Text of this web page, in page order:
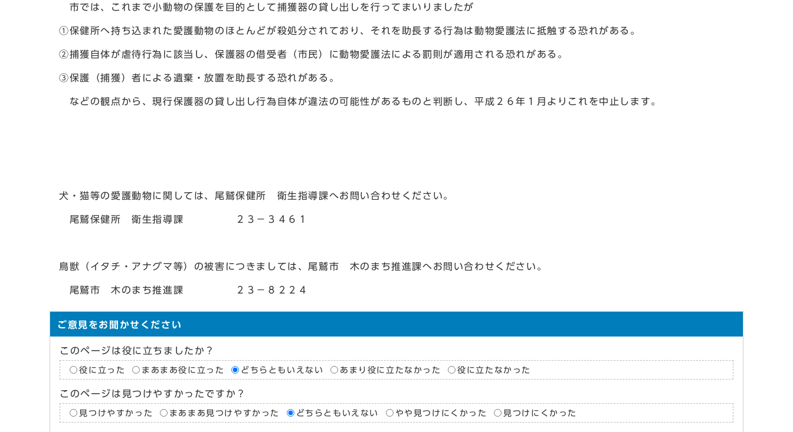
市では、これまで小動物の保護を目的として捕獲器の貸し出しを行ってまいりましたが
①保健所へ持ち込まれた愛護動物のほとんどが殺処分されており、それを助長する行為は動物愛護法に抵触する恐れがある。
②捕獲自体が虐待行為に該当し、保護器の借受者（市民）に動物愛護法による罰則が適用される恐れがある。
③保護（捕獲）者による遺棄・放置を助長する恐れがある。
などの観点から、現行保護器の貸し出し行為自体が違法の可能性があるものと判断し、平成２６年１月よりこれを中止します。
犬・猫等の愛護動物に関しては、尾鷲保健所 衛生指導課へお問い合わせください。
尾鷲保健所 衛生指導課 ２３－３４６１
鳥獣（イタチ・アナグマ等）の被害につきましては、尾鷲市 木のまち推進課へお問い合わせください。
尾鷲市 木のまち推進課 ２３－８２２４
ご意見をお聞かせください
このページは役に立ちましたか？
役に立った まあまあ役に立った どちらともいえない あまり役に立たなかった 役に立たなかった
このページは見つけやすかったですか？
見つけやすかった まあまあ見つけやすかった どちらともいえない やや見つけにくかった 見つけにくかった